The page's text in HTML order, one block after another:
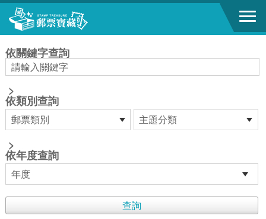
跳到主要內容區塊
依關鍵字查詢
>
依類別查詢
>
依年度查詢